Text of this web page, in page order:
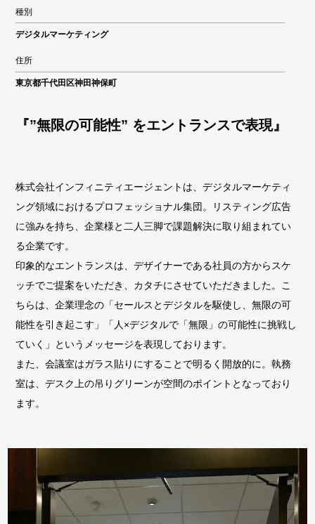
種別
デジタルマーケティング
住所
東京都千代田区神田神保町
『”無限の可能性” をエントランスで表現』
株式会社インフィニティエージェントは、デジタルマーケティ
ング領域におけるプロフェッショナル集団。リスティング広告
に強みを持ち、企業様と二人三脚で課題解決に取り組まれてい
る企業です。
印象的なエントランスは、デザイナーである社員の方からスケ
ッチでご提案をいただき、カタチにさせていただきました。こ
ちらは、企業理念の「セールスとデジタルを駆使し、無限の可
能性を引き起こす」「人×デジタルで「無限」の可能性に挑戦し
ていく」というメッセージを表現しております。
また、会議室はガラス貼りにすることで明るく開放的に。執務
室は、デスク上の吊りグリーンが空間のポイントとなっており
ます。